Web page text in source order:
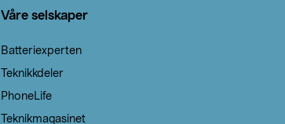
Våre selskaper
Batteriexperten
Teknikkdeler
PhoneLife
Teknikmagasinet